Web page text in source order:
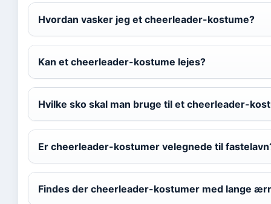
Hvordan vasker jeg et cheerleader-kostume?
Kan et cheerleader-kostume lejes?
Hvilke sko skal man bruge til et cheerleader-
Er cheerleader-kostumer velegnede til
Findes der cheerleader-kostumer med lange